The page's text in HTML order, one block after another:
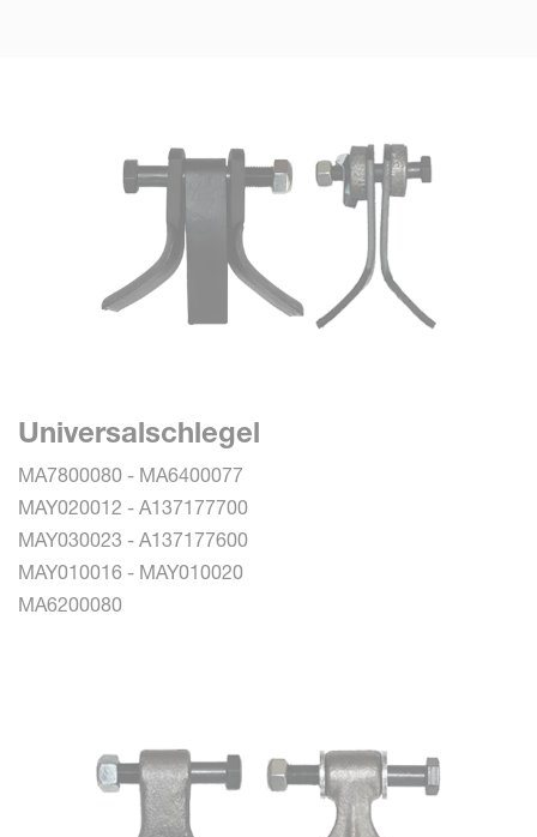
Universalschlegel
MA7800080 - MA6400077
MAY020012 - A137177700
MAY030023 - A137177600
MAY010016 - MAY010020
MA6200080